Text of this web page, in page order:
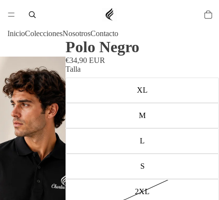
InicioColeccionesNosotrosContacto
Polo Negro
€34,90 EUR
Talla
XL
M
L
S
2XL